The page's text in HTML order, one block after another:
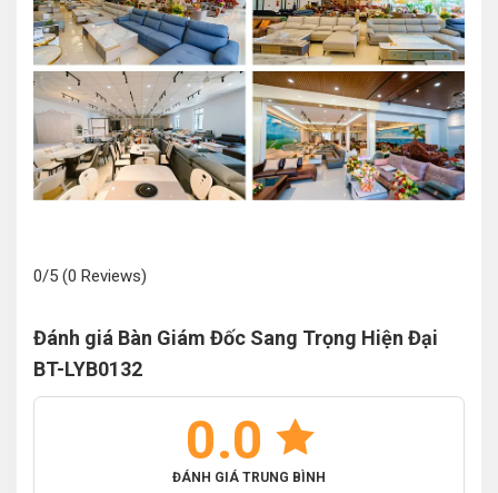
0/5 (0 Reviews)
Đánh giá Bàn Giám Đốc Sang Trọng Hiện Đại
BT-LYB0132
0.0
ĐÁNH GIÁ TRUNG BÌNH